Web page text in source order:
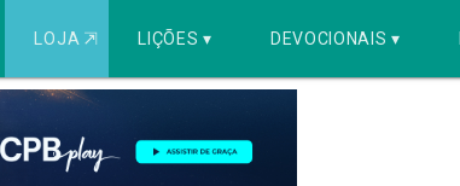
LOJA ⇱ LIÇÕES ▾ DEVOCIONAIS ▾